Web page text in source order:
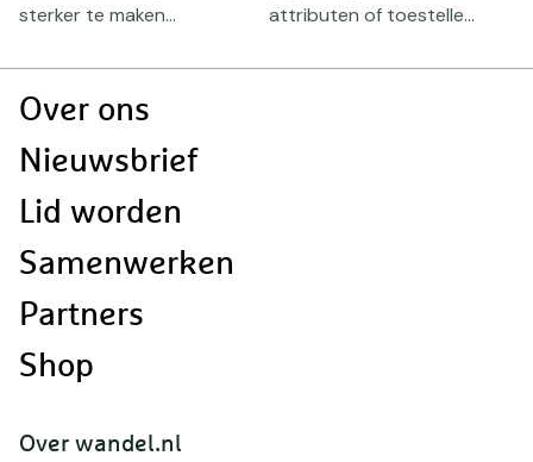
sterker te maken...
attributen of toestelle...
Doormat
Over ons
Nieuwsbrief
Lid worden
Samenwerken
Partners
Shop
Over wandel.nl